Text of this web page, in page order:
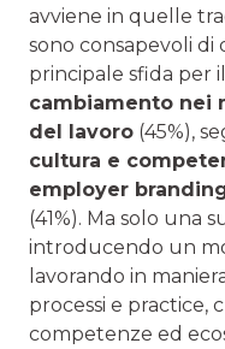
avviene in quelle
sono consapevoli
principale sfida per
cambiamento nei
del lavoro (45%),
cultura e
employer
(41%). Ma solo una
introducendo un
lavorando in
processi e practice,
competenze ed